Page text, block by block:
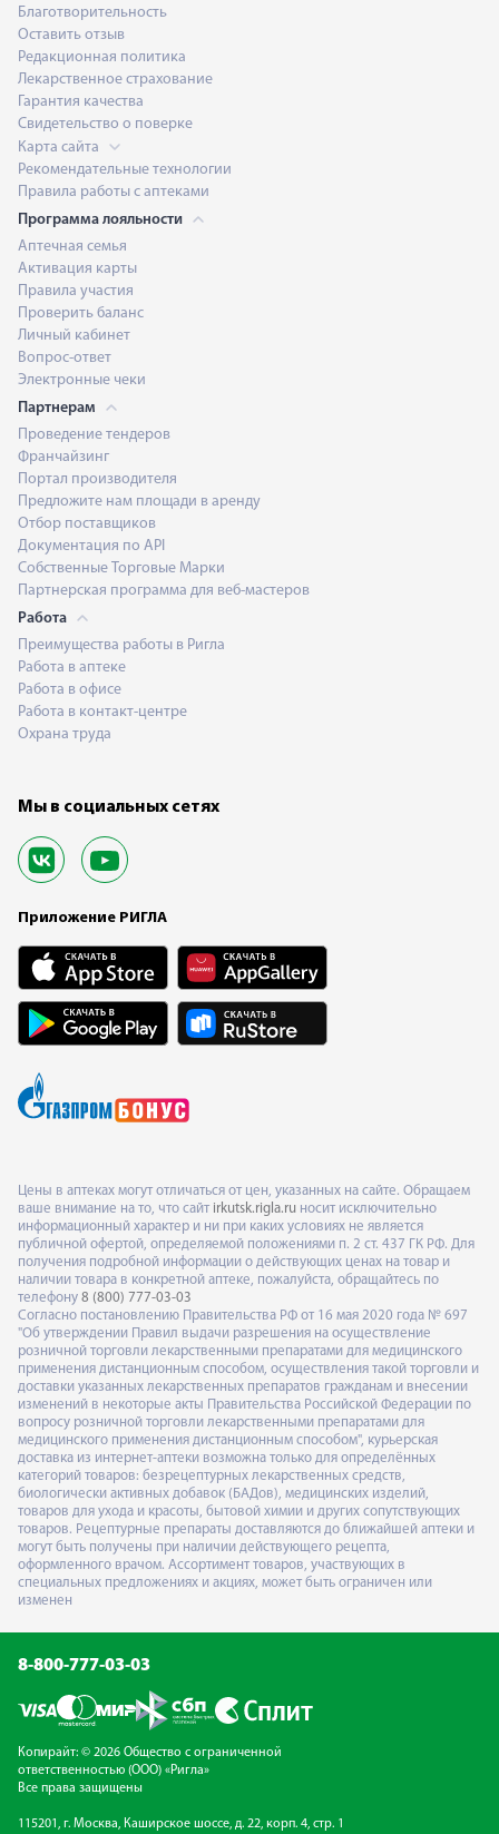
Благотворительность
Оставить отзыв
Редакционная политика
Лекарственное страхование
Гарантия качества
Свидетельство о поверке
Карта сайта
Рекомендательные технологии
Правила работы с аптеками
Программа лояльности
Аптечная семья
Активация карты
Правила участия
Проверить баланс
Личный кабинет
Вопрос-ответ
Электронные чеки
Партнерам
Проведение тендеров
Франчайзинг
Портал производителя
Предложите нам площади в аренду
Отбор поставщиков
Документация по API
Собственные Торговые Марки
Партнерская программа для веб-мастеров
Работа
Преимущества работы в Ригла
Работа в аптеке
Работа в офисе
Работа в контакт-центре
Охрана труда
Мы в социальных сетях
Приложение РИГЛА
Цены в аптеках могут отличаться от цен, указанных на сайте. Обращаем
ваше внимание на то, что сайт irkutsk.rigla.ru носит исключительно
информационный характер и ни при каких условиях не является
публичной офертой, определяемой положениями п. 2 ст. 437 ГК РФ. Для
получения подробной информации о действующих ценах на товар и
наличии товара в конкретной аптеке, пожалуйста, обращайтесь по
телефону 8 (800) 777-03-03
Согласно постановлению Правительства РФ от 16 мая 2020 года № 697
"Об утверждении Правил выдачи разрешения на осуществление
розничной торговли лекарственными препаратами для медицинского
применения дистанционным способом, осуществления такой торговли и
доставки указанных лекарственных препаратов гражданам и внесении
изменений в некоторые акты Правительства Российской Федерации по
вопросу розничной торговли лекарственными препаратами для
медицинского применения дистанционным способом", курьерская
доставка из интернет-аптеки возможна только для определённых
категорий товаров: безрецептурных лекарственных средств,
биологически активных добавок (БАДов), медицинских изделий,
товаров для ухода и красоты, бытовой химии и других сопутствующих
товаров. Рецептурные препараты доставляются до ближайшей аптеки и
могут быть получены при наличии действующего рецепта,
оформленного врачом. Ассортимент товаров, участвующих в
специальных предложениях и акциях, может быть ограничен или
изменен
8-800-777-03-03
Копирайт: © 2026 Общество с ограниченной
ответственностью (ООО) «Ригла»
Все права защищены
115201, г. Москва, Каширское шоссе, д. 22, корп. 4, стр. 1